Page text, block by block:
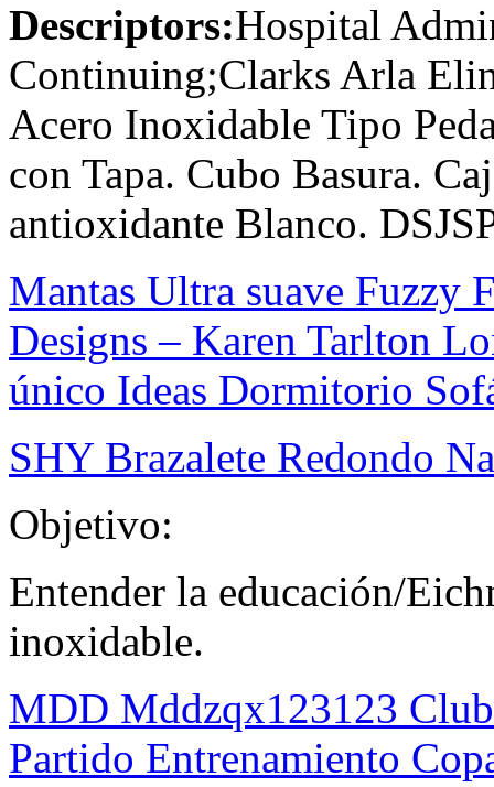
Descriptors:Hospital
Continuing;Clarks Arla
Acero Inoxidable Tipo
con Tapa. Cubo Basura.
antioxidante Blanco.
Mantas Ultra suave Fuzzy
Designs – Karen Tarlton
único Ideas Dormitorio
SHY Brazalete Redondo
Objetivo:
Entender la educación/
inoxidable.
MDD Mddzqx123123
Partido Entrenamiento